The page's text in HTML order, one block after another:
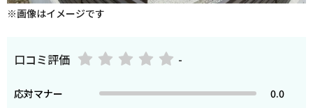
※画像はイメージです
口コミ評価 -
応対マナー
0.0